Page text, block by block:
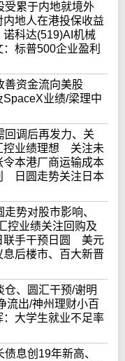
受累于内地就境外
地人在港投保收益
科达(519)AI机械
标普500企业盈利
善资金流向美股
业绩/梁理中
回调后再发力、关
控业绩理想 关注未
本港厂商运输成本
日圆走势关注日本
势对股市影响、
控业绩关注回购及
联手干预日圆 美元
后楼市、百大新晋
仓、圆汇干预/谢明
出/神州理财小百
大学生就业不足率
息创19年新高、